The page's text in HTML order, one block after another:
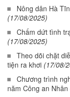
Nông dân Hà
(17/08/2025)
Chấm dứt tình
(17/08/2025)
Theo dõi chặt
tiện ra khơi (17/08/
Chương trình
năm Công an Nhân